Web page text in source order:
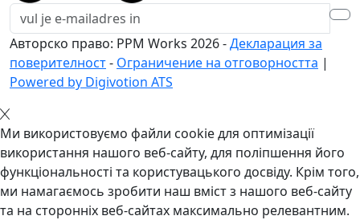
Авторско право: PPM Works 2026-Декларация за
поверителност- Ограничение на отговорността |
Powered by Digivotion ATS
Ми використовуємо файли cookie для оптимізації
використання нашого веб-сайту, для поліпшення його
функціональності та користувацького досвіду. Крім того,
ми намагаємось зробити наш вміст з нашого веб-сайту
та на сторонніх веб-сайтах максимально релевантним.